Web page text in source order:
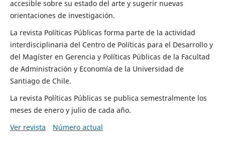
accesible sobre su estado del arte y sugerir nuevas
orientaciones de investigación.
La revista Políticas Públicas forma parte de la actividad
interdisciplinaria del Centro de Políticas para el Desarrollo y
del Magíster en Gerencia y Políticas Públicas de la Facultad
de Administración y Economía de la Universidad de
Santiago de Chile.
La revista Políticas Públicas se publica semestralmente los
meses de enero y julio de cada año.
Ver revista
Número actual